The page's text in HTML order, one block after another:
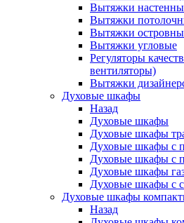
Вытяжки
Вытяжки
Вытяжки
Вытяжки угловые
Регуляторы
вентиляторы)
Вытяжки
Духовые шкафы
Назад
Духовые шкафы
Духовые шкафы
Духовые шкафы с
Духовые шкафы с
Духовые шкафы
Духовые шкафы с
Духовые шкафы
Назад